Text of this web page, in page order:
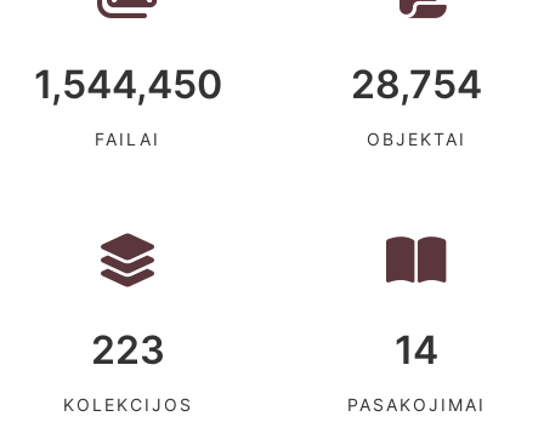
1,544,450
FAILAI
28,754
OBJEKTAI
223
KOLEKCIJOS
14
PASAKOJIMAI